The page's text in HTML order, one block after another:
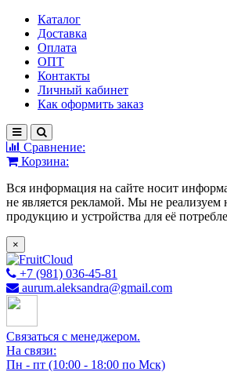
Каталог
Доставка
Оплата
ОПТ
Контакты
Личный кабинет
Как оформить заказ
Сравнение:
Корзина:
Вся информация на сайте носит
не является рекламой. Мы не
продукцию и устройства для её
×
+7 (981) 036-45-81
aurum.aleksandra@gmail.com
Связаться с менеджером.
На связи:
Пн - пт (10:00 - 18:00 по Мск)